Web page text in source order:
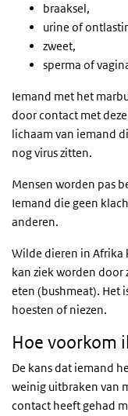
braaksel,
urine of
zweet,
sperma of
Iemand met het
door contact met
lichaam van iemand
nog virus zitten.
Mensen worden pas
Iemand die geen
anderen.
Wilde dieren in Afrika
kan ziek worden door
eten (bushmeat). Het
hoesten of niezen.
Hoe voorkom
De kans dat iemand
weinig uitbraken van
contact heeft gehad